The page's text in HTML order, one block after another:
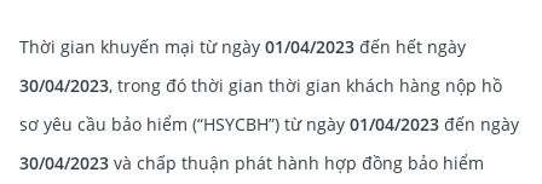
Thời gian khuyến mại từ ngày 01/04/2023 đến hết ngày
30/04/2023, trong đó thời gian thời gian khách hàng nộp hồ
sơ yêu cầu bảo hiểm (“HSYCBH”) từ ngày 01/04/2023 đến ngày
30/04/2023 và chấp thuận phát hành hợp đồng bảo hiểm